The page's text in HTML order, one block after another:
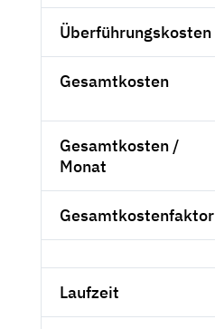
Überführungskosten
Gesamtkosten
Gesamtkosten /
Monat
Gesamtkostenfaktor
Laufzeit